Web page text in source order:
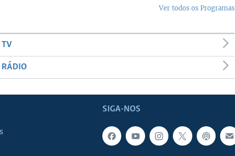
Ver todos os Programas
TV
RÁDIO
SIGA-NOS